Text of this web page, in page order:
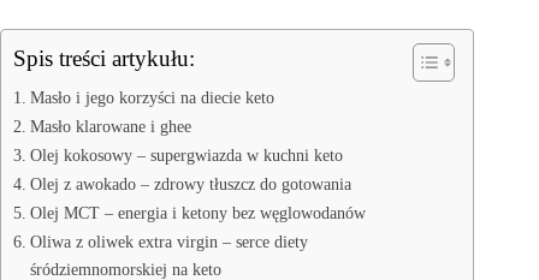
Spis treści artykułu:
Masło i jego korzyści na diecie keto
Masło klarowane i ghee
Olej kokosowy – supergwiazda w kuchni keto
Olej z awokado – zdrowy tłuszcz do gotowania
Olej MCT – energia i ketony bez węglowodanów
Oliwa z oliwek extra virgin – serce diety
śródziemnomorskiej na keto